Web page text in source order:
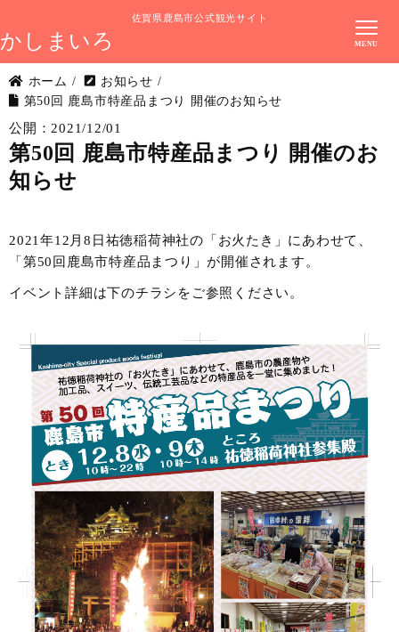
佐賀県鹿島市公式観光サイト
かしまいろ
ホーム / お知らせ /
第50回 鹿島市特産品まつり 開催のお知らせ
公開：2021/12/01
第50回 鹿島市特産品まつり 開催のお
知らせ
2021年12月8日祐徳稲荷神社の「お火たき」にあわせて、
「第50回鹿島市特産品まつり」が開催されます。
イベント詳細は下のチラシをご参照ください。